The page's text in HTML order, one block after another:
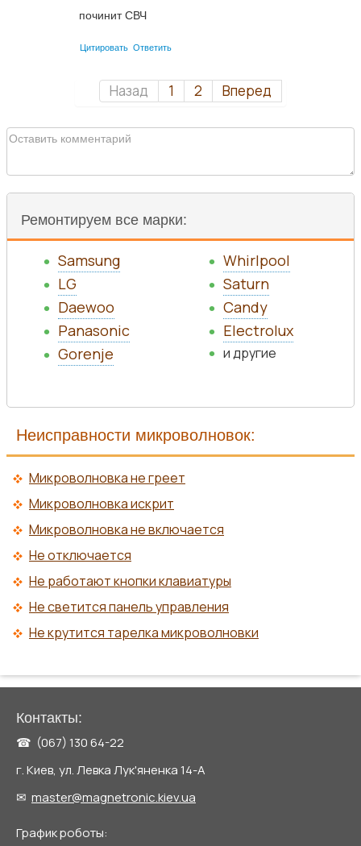
починит СВЧ
Цитировать Ответить
Назад 1 2 Вперед
Ремонтируем все марки:
Samsung
LG
Daewoo
Panasonic
Gorenje
Whirlpool
Saturn
Candy
Electrolux
и другие
Неисправности микроволновок:
Микроволновка не греет
Микроволновка искрит
Микроволновка не включается
Не отключается
Не работают кнопки клавиатуры
Не светится панель управления
Не крутится тарелка микроволновки
Контакты:
☎ (067) 130 64-22
г. Киев, ул. Левка Лук'яненка 14-А
✉ master@magnetronic.kiev.ua
График роботы: